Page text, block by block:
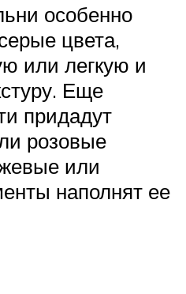
особенно
цвета,
или легкую и
Еще
придадут
розовые
или
наполнят ее